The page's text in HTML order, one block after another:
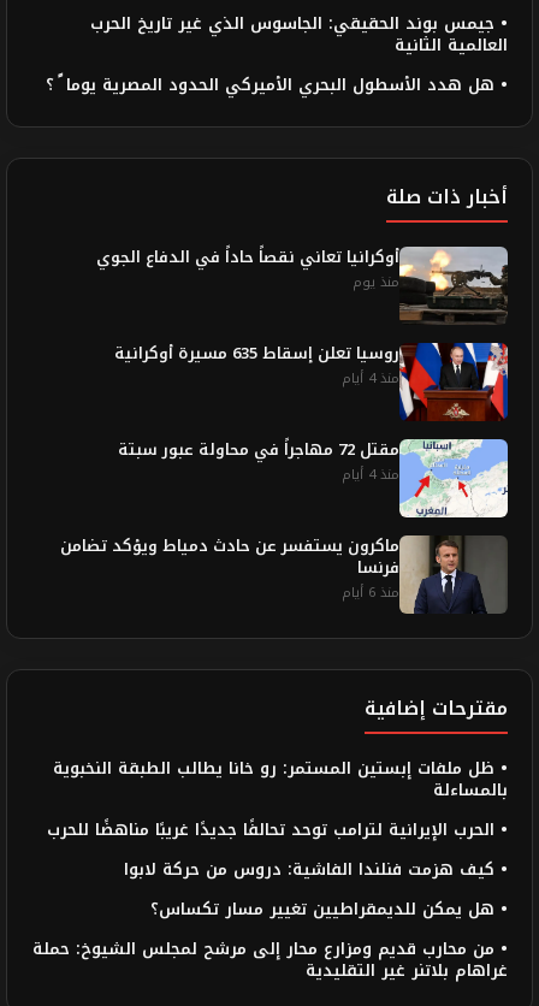
• جيمس بوند الحقيقي: الجاسوس الذي غير تاريخ الحرب
العالمية الثانية
• هل هدد الأسطول البحري الأميركي الحدود المصرية يوما ً ؟
أخبار ذات صلة
أوكرانيا تعاني نقصاً حاداً في الدفاع الجوي
منذ يوم
روسيا تعلن إسقاط 635 مسيرة أوكرانية
منذ 4 أيام
مقتل 72 مهاجراً في محاولة عبور سبتة
منذ 4 أيام
ماكرون يستفسر عن حادث دمياط ويؤكد تضامن
فرنسا
منذ 6 أيام
مقترحات إضافية
• ظل ملفات إبستين المستمر: رو خانا يطالب الطبقة النخبوية
بالمساءلة
• الحرب الإيرانية لترامب توحد تحالفًا جديدًا غريبًا مناهضًا للحرب
• كيف هزمت فنلندا الفاشية: دروس من حركة لابوا
• هل يمكن للديمقراطيين تغيير مسار تكساس؟
• من محارب قديم ومزارع محار إلى مرشح لمجلس الشيوخ: حملة
غراهام بلاتنر غير التقليدية